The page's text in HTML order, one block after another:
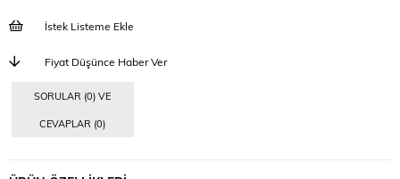
İstek Listeme Ekle
Fiyat Düşünce Haber Ver
SORULAR (0) VE
CEVAPLAR (0)